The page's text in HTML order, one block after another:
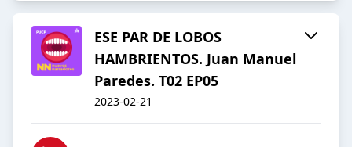
ESE PAR DE LOBOS
HAMBRIENTOS. Juan Manuel
Paredes. T02 EP05
2023-02-21